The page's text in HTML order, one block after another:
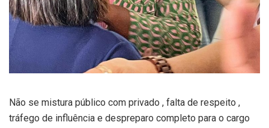
Não se mistura público com privado , falta de respeito ,
tráfego de influência e despreparo completo para o cargo